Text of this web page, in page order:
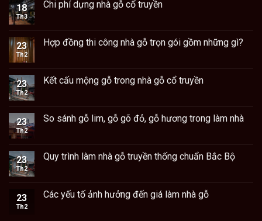
18
Th3
Chi phí dựng nhà gỗ cổ truyền
23
Th2
Hợp đồng thi công nhà gỗ trọn gói gồm những gì?
23
Th2
Kết cấu mộng gỗ trong nhà gỗ cổ truyền
23
Th2
So sánh gỗ lim, gỗ gõ đỏ, gỗ hương trong làm nhà
23
Th2
Quy trình làm nhà gỗ truyền thống chuẩn Bắc Bộ
23
Th2
Các yếu tố ảnh hưởng đến giá làm nhà gỗ